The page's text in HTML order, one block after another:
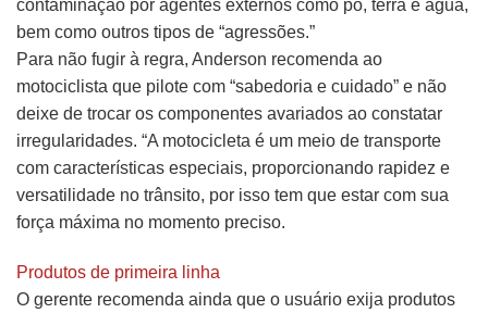
contaminação por agentes externos como pó, terra e água,
bem como outros tipos de “agressões.”
Para não fugir à regra, Anderson recomenda ao
motociclista que pilote com “sabedoria e cuidado” e não
deixe de trocar os componentes avariados ao constatar
irregularidades. “A motocicleta é um meio de transporte
com características especiais, proporcionando rapidez e
versatilidade no trânsito, por isso tem que estar com sua
força máxima no momento preciso.
Produtos de primeira linha
O gerente recomenda ainda que o usuário exija produtos